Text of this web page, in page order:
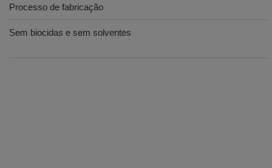
Processo de fabricação
Sem biocidas e sem solventes